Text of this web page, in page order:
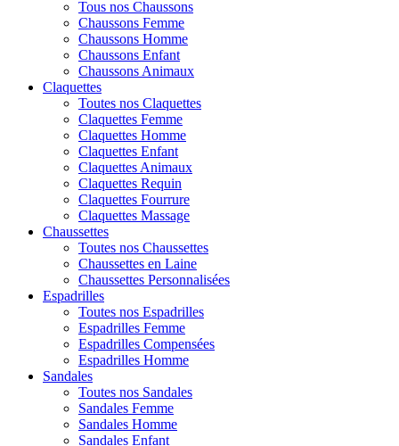
Tous nos Chaussons
Chaussons Femme
Chaussons Homme
Chaussons Enfant
Chaussons Animaux
Claquettes
Toutes nos Claquettes
Claquettes Femme
Claquettes Homme
Claquettes Enfant
Claquettes Animaux
Claquettes Requin
Claquettes Fourrure
Claquettes Massage
Chaussettes
Toutes nos Chaussettes
Chaussettes en Laine
Chaussettes Personnalisées
Espadrilles
Toutes nos Espadrilles
Espadrilles Femme
Espadrilles Compensées
Espadrilles Homme
Sandales
Toutes nos Sandales
Sandales Femme
Sandales Homme
Sandales Enfant